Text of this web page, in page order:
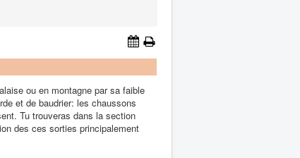
ou en montagne par sa faible
et de baudrier: les chaussons
Tu trouveras dans la section
des ces sorties principalement